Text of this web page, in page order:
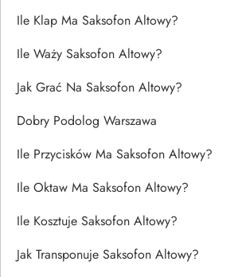
Ile Klap Ma Saksofon Altowy?
Ile Waży Saksofon Altowy?
Jak Grać Na Saksofon Altowy?
Dobry Podolog Warszawa
Ile Przycisków Ma Saksofon Altowy?
Ile Oktaw Ma Saksofon Altowy?
Ile Kosztuje Saksofon Altowy?
Jak Transponuje Saksofon Altowy?